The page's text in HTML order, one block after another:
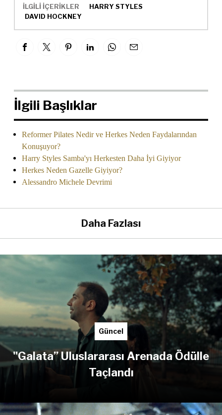
İLGİLİ İÇERİKLER
HARRY STYLES
DAVID HOCKNEY
İlgili Başlıklar
Reformer Pilates Nedir ve Herkes Neden Faydalarından
Konuşuyor?
Harry Styles Samba'yı Herkesten Daha İyi Giyiyor
Herkes Neden Gazelle Giyiyor?
Alessandro Michele Devrimi
Daha Fazlası
Güncel
"Galata” Uluslararası Arenada Ödülle
Taçlandı